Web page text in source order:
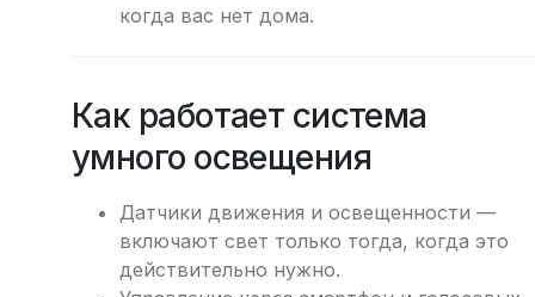
когда вас нет дома.
Как работает система
умного освещения
Датчики движения и освещенности —
включают свет только тогда, когда это
действительно нужно.